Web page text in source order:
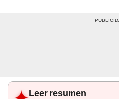
Leer resumen